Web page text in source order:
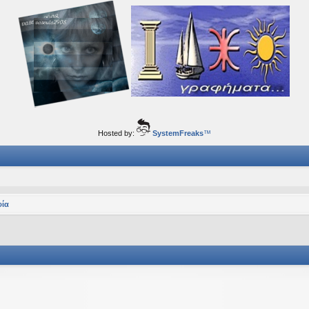
ταξίδια του νού...
Hosted by: SystemFreaks™